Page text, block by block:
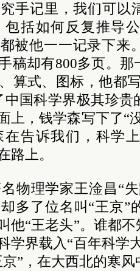
手记里，我们可以
括如何反复推导
被他一一记录下来
稿却有800多页。
算式、图标，他都
中国科学界极其珍
上，钱学森写下了“
在告诉我们，科学
路上。
物理学家王淦昌“
多了位名叫“王京”
他“王老头”。谁都
学界载入“百年科学
”，在大西北的寒